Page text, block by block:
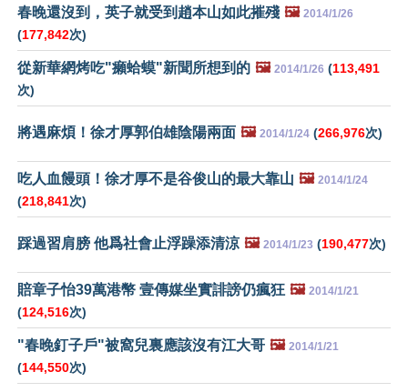
春晚還沒到，英子就受到趙本山如此摧殘 🖼️ 2014/1/26
(177,842次)
從新華網烤吃"癩蛤蟆"新聞所想到的 🖼️ 2014/1/26 (113,491
次)
將遇麻煩！徐才厚郭伯雄陰陽兩面 🖼️ 2014/1/24 (266,976次)
吃人血饅頭！徐才厚不是谷俊山的最大靠山 🖼️ 2014/1/24
(218,841次)
踩過習肩膀 他爲社會止浮躁添清涼 🖼️ 2014/1/23 (190,477次)
賠章子怡39萬港幣 壹傳媒坐實誹謗仍瘋狂 🖼️ 2014/1/21
(124,516次)
"春晚釘子戶"被窩兒裏應該沒有江大哥 🖼️ 2014/1/21
(144,550次)